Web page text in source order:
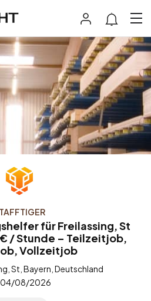
für Freilassing, St
/ Stunde – Teilzeitjob,
Vollzeitjob
St, Bayern, Deutschland
04/08/2026